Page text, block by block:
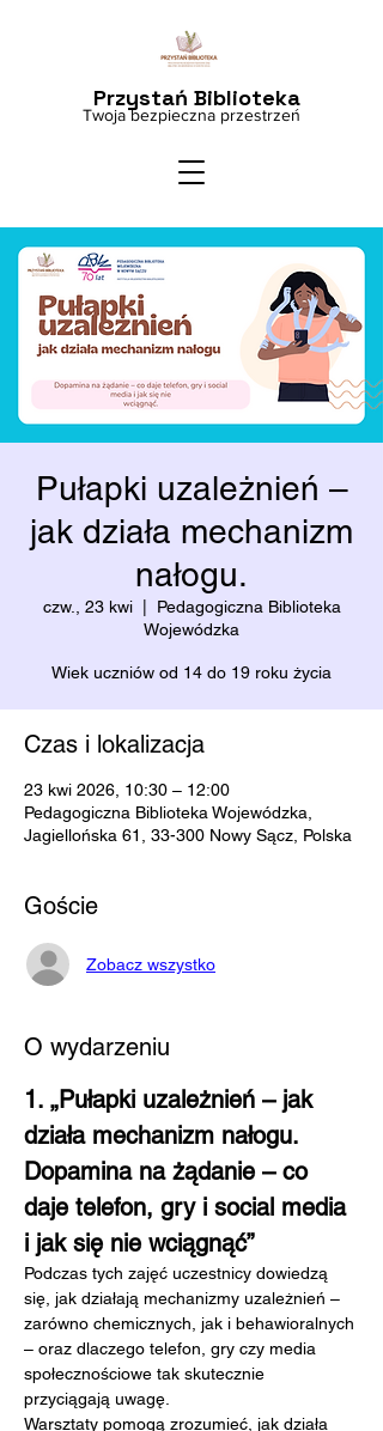
Twoja bezpieczna przestrzeń
Przystań Biblioteka
Pułapki uzależnień –
jak działa mechanizm
nałogu.
czw., 23 kwi
  |
Pedagogiczna Biblioteka
Wojewódzka
Wiek uczniów od 14 do 19 roku życia
Czas i lokalizacja
23 kwi 2026, 10:30 – 12:00
Pedagogiczna Biblioteka Wojewódzka,
Jagiellońska 61, 33-300 Nowy Sącz, Polska
Goście
Zobacz wszystko
O wydarzeniu
1. „Pułapki uzależnień – jak
działa mechanizm nałogu.
Dopamina na żądanie – co
daje telefon, gry i social media
i jak się nie wciągnąć”
Podczas tych zajęć uczestnicy dowiedzą
się, jak działają mechanizmy uzależnień –
zarówno chemicznych, jak i behawioralnych
– oraz dlaczego telefon, gry czy media
społecznościowe tak skutecznie
przyciągają uwagę.
Warsztaty pomogą zrozumieć, jak działa